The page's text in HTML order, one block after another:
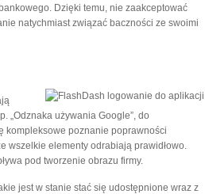
Dzięki temu, nie zaakceptować
natychmiast związać baczności ze swoimi
„Odznaka używania Google”, do
kompleksowe poznanie poprawności
wszelkie elementy odrabiają prawidłowo.
pod tworzenie obrazu firmy.
jest w stanie stać się udostępnione wraz z